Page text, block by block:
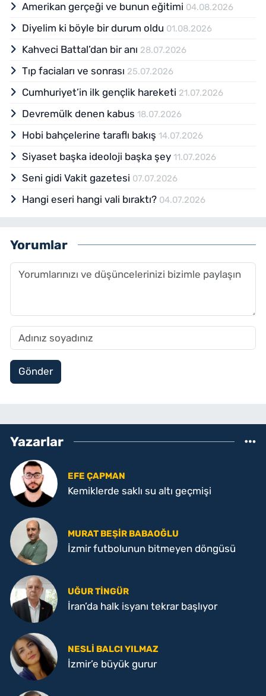
Amerikan gerçeği ve bunun eğitimi 04.08.2026
Diyelim ki böyle bir durum oldu 01.08.2026
Kahveci Battal’dan bir anı 28.07.2026
Tıp faciaları ve sonrası 25.07.2026
Cumhuriyet’in ilk gençlik hareketi 21.07.2026
Devremülk denen kabus 18.07.2026
Hobi bahçelerine taraflı bakış 14.07.2026
Siyaset başka ideoloji başka şey 11.07.2026
Seni gidi Vakit gazetesi 07.07.2026
Hangi eseri hangi vali bıraktı? 04.07.2026
Yorumlar
Gönder
Yazarlar
EFE ÇAPMAN
Kemiklerde saklı su altı geçmişi
MURAT BEŞIR BABAOĞLU
İzmir futbolunun bitmeyen döngüsü
UĞUR TINGÜR
İran’da halk isyanı tekrar başlıyor
NESLI BALCI YILMAZ
İzmir’e büyük gurur